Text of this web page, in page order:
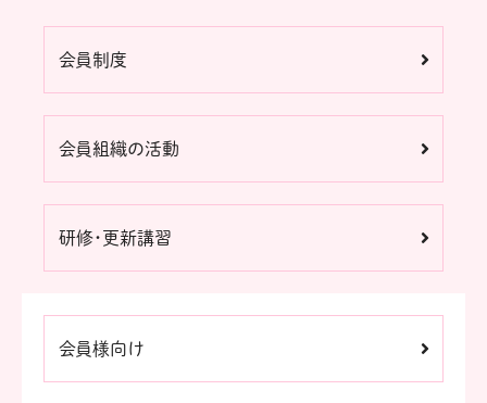
会員制度
会員組織の活動
研修・更新講習
会員様向け